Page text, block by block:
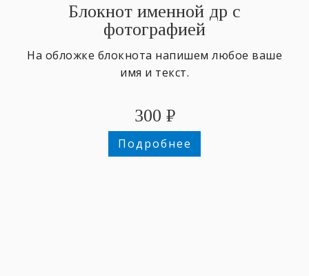
Блокнот именной др с
фотографией
На обложке блокнота напишем любое ваше
имя и текст.
300 ₽
Подробнее